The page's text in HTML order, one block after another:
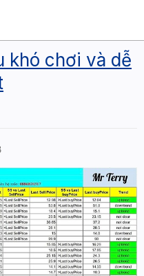
khó chơi và dễ